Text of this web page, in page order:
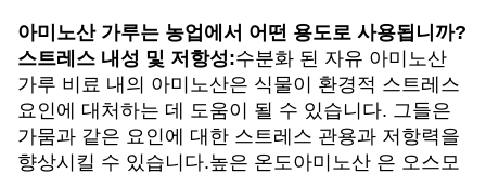
아미노산 가루는 농업에서 어떤 용도로 사용됩니까?
스트레스 내성 및 저항성:수분화 된 자유 아미노산
가루 비료 내의 아미노산은 식물이 환경적 스트레스
요인에 대처하는 데 도움이 될 수 있습니다. 그들은
가뭄과 같은 요인에 대한 스트레스 관용과 저항력을
향상시킬 수 있습니다.높은 온도아미노산 은 오스모